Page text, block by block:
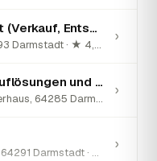
Erdenwerk Darmstadt (Verkauf, Entsorgung, Recycling von Baustoffen)
Mainzer Strasse 100, 64293 Darmstadt · ★ 4,9 (13)
›
fairräumt, Haushaltsauflösungen und Entrümpelungen in Darmstadt
Karlstraße 97/Grünes Hinterhaus, 64285 Darmstadt · ★ 4,6 (20)
›
Georg-Spengler-Straße 5, 64291 Darmstadt · ★ 4,9 (50)
›